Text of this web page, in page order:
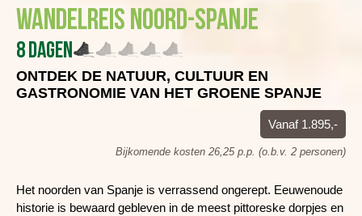
Wandelreis Noord-Spanje
8 dagen
ONTDEK DE NATUUR, CULTUUR EN
GASTRONOMIE VAN HET GROENE SPANJE
Vanaf 1.895,-
Bijkomende kosten 26,25 p.p. (o.b.v. 2 personen)
Het noorden van Spanje is verrassend ongerept. Eeuwenoude
historie is bewaard gebleven in de meest pittoreske dorpjes en